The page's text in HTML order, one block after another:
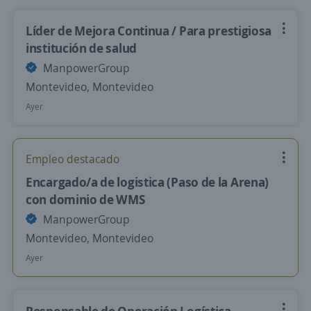
Líder de Mejora Continua / Para prestigiosa
institución de salud
ManpowerGroup
Montevideo, Montevideo
Ayer
Empleo destacado
Encargado/a de logistica (Paso de la Arena)
con dominio de WMS
ManpowerGroup
Montevideo, Montevideo
Ayer